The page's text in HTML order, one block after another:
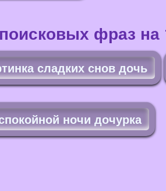
фраз на
сладких снов дочь
ночи дочурка